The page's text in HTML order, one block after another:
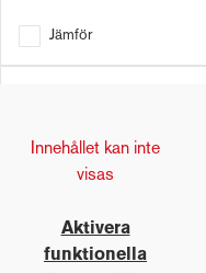
Jämför
Innehållet kan inte
visas
Aktivera
funktionella